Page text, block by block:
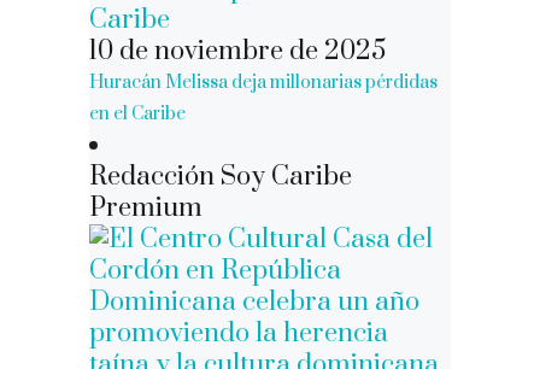
10 de noviembre de 2025
Huracán Melissa deja millonarias pérdidas
en el Caribe
Redacción Soy Caribe
Premium